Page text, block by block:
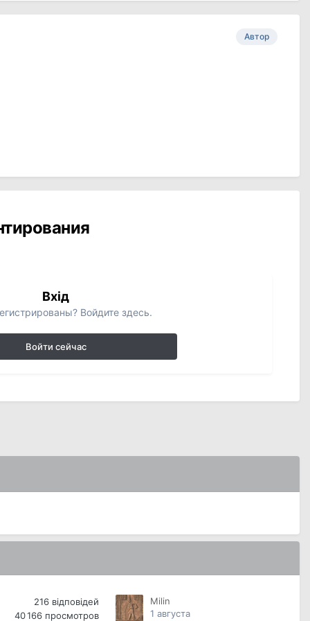
Автор
Вхід
Войдите здесь.
Войти сейчас
216 відповідей
40 166 просмотров
Milin
1 августа